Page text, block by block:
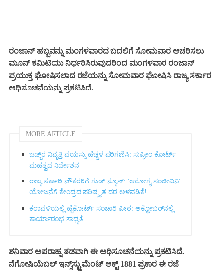
ರಂಜಾನ್ ಹಬ್ಬವನ್ನು ಮಂಗಳವಾರದ ಬದಲಿಗೆ ಸೋಮವಾರ ಆಚರಿಸಲು
ಮೂನ್ ಕಮಿಟಿಯು ನಿರ್ಧರಿಸಿರುವುದರಿಂದ ಮಂಗಳವಾರ ರಂಜಾನ್
ಪ್ರಯುಕ್ತ ಘೋಷಿಸಲಾದ ರಜೆಯನ್ನು ಸೋಮವಾರ ಘೋಷಿಸಿ ರಾಜ್ಯ ಸರ್ಕಾರ
ಅಧಿಸೂಚನೆಯನ್ನು ಪ್ರಕಟಿಸಿದೆ.
MORE ARTICLE
ಜಡ್ಜ್‌ರ ನಿವೃತ್ತಿ ವಯಸ್ಸು ಹೆಚ್ಚಳ ಪರಿಗಣಿಸಿ: ಸುಪ್ರೀಂ ಕೋರ್ಟ್
ಮಹತ್ವದ ನಿರ್ದೇಶನ
ರಾಜ್ಯ ಸರ್ಕಾರಿ ನೌಕರರಿಗೆ ಗುಡ್ ನ್ಯೂಸ್: 'ಆರೋಗ್ಯ ಸಂಜೀವಿನಿ'
ಯೋಜನೆಗೆ ಕೇಂದ್ರದ ಪರಿಷ್ಕೃತ ದರ ಅಳವಡಿಕೆ!
ಕರಾವಳಿಯಲ್ಲಿ ಹೈಕೋರ್ಟ್ ಸಂಚಾರಿ ಪೀಠ: ಅಕ್ಟೋಬರ್‌ನಲ್ಲಿ
ಕಾರ್ಯಾರಂಭ ಸಾಧ್ಯತೆ
ಶನಿವಾರ ಅಪರಾಹ್ನ ತಡವಾಗಿ ಈ ಅಧಿಸೂಚನೆಯನ್ನು ಪ್ರಕಟಿಸಿದೆ.
ನೆಗೋಷಿಯೆಬಲ್ ಇನ್ಸ್‌ಸ್ಟ್ರುಮೆಂಟ್ ಆಕ್ಟ್ 1881 ಪ್ರಕಾರ ಈ ರಜೆ